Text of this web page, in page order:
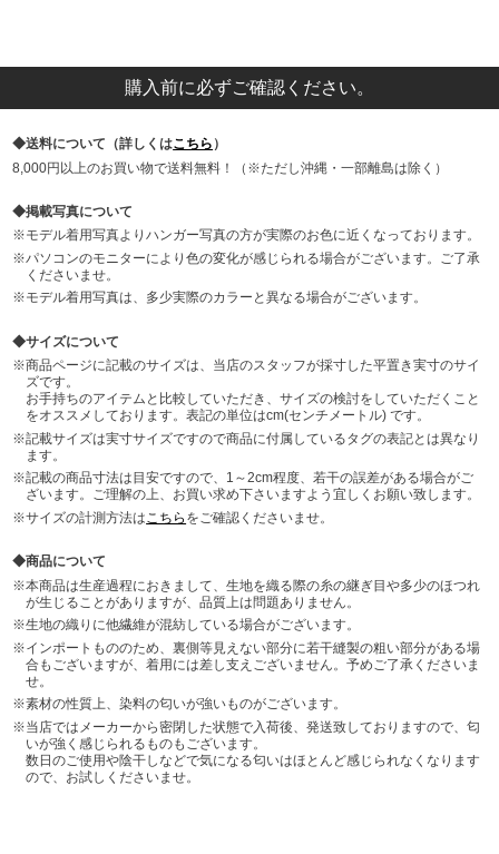
購入前に必ずご確認ください。
送料について（詳しくはこちら ）
8,000円以上のお買い物で送料無料！（※ただし沖縄・一部離島は除く）
掲載写真について
モデル着用写真よりハンガー写真の方が実際のお色に近くなっております。
パソコンのモニターにより色の変化が感じられる場合がございます。ご了承
くださいませ。
モデル着用写真は、多少実際のカラーと異なる場合がございます。
サイズについて
商品ページに記載のサイズは、当店のスタッフが採寸した平置き実寸のサイ
ズです。
お手持ちのアイテムと比較していただき、サイズの検討をしていただくこと
をオススメしております。表記の単位はcm(センチメートル) です。
記載サイズは実寸サイズですので商品に付属しているタグの表記とは異なり
ます。
記載の商品寸法は目安ですので、1～2cm程度、若干の誤差がある場合がご
ざいます。ご理解の上、お買い求め下さいますよう宜しくお願い致します。
サイズの計測方法はこちら をご確認くださいませ。
商品について
本商品は生産過程におきまして、生地を織る際の糸の継ぎ目や多少のほつれ
が生じることがありますが、品質上は問題ありません。
生地の織りに他繊維が混紡している場合がございます。
インポートもののため、裏側等見えない部分に若干縫製の粗い部分がある場
合もございますが、着用には差し支えございません。予めご了承くださいま
せ。
素材の性質上、染料の匂いが強いものがございます。
当店ではメーカーから密閉した状態で入荷後、発送致しておりますので、匂
いが強く感じられるものもございます。
数日のご使用や陰干しなどで気になる匂いはほとんど感じられなくなります
ので、お試しくださいませ。